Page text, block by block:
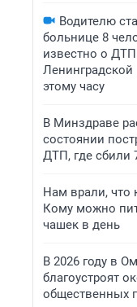
Водителю
больнице 8
известно о
этому часу
В Минздраве
состоянии
ДТП, где сбили
Нам врали, что
Кому можно
чашек в день
В 2026 году в
благоустроят
общественных